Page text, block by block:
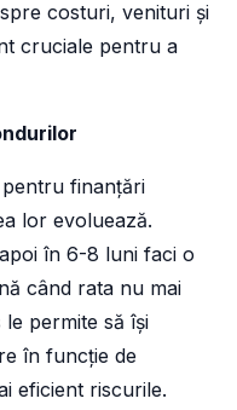
costuri, venituri și
cruciale pentru a
finanțări
lor evoluează.
în 6-8 luni faci o
când rata nu mai
permite să își
în funcție de
eficient riscurile.